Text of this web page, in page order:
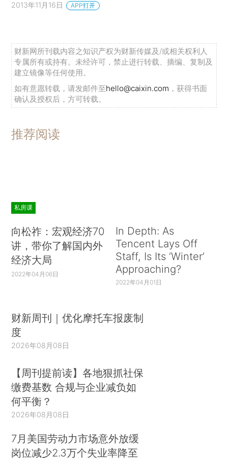
2013年11月16日 APP打开
财新网所刊载内容之知识产权为财新传媒及/或相关权利人
专属所有或持有。未经许可，禁止进行转载、摘编、复制及
建立镜像等任何使用。
如有意愿转载，请发邮件至hello@caixin.com ，获得书面
确认及授权后，方可转载。
推荐阅读
私房课
向松祚：宏观经济70
讲，带你了解国内外
经济大局
2022年04月06日
In Depth: As
Tencent Lays Off
Staff, Is Its ‘Winter’
Approaching?
2022年04月01日
财新周刊｜优化摩托车报废制
度
2026年08月08日
【周刊提前读】各地狠抓社保
缴费基数 合规与企业减负如
何平衡？
2026年08月08日
7月美国劳动力市场意外放缓
岗位减少2.3万个失业率降至